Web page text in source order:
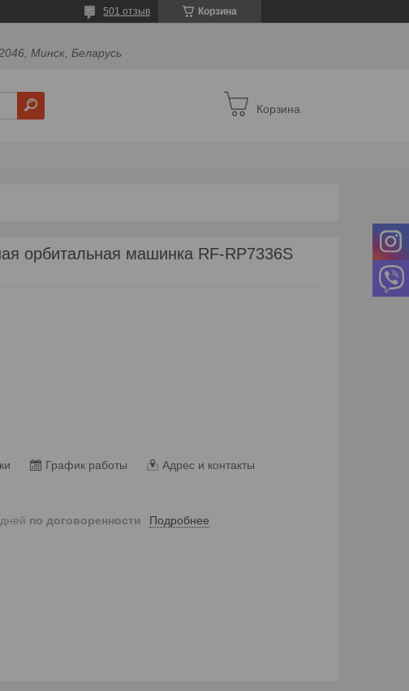
Корзина
501 отзыв
Минск, Беларусь
Корзина
орбитальная машинка RF-RP7336S
График работы Адрес и контакты
по договоренности Подробнее